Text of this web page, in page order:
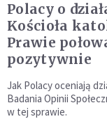
Polacy o
Kościoła
Prawie
pozytywnie
Jak Polacy oceniają
Badania Opinii
w tej sprawie.